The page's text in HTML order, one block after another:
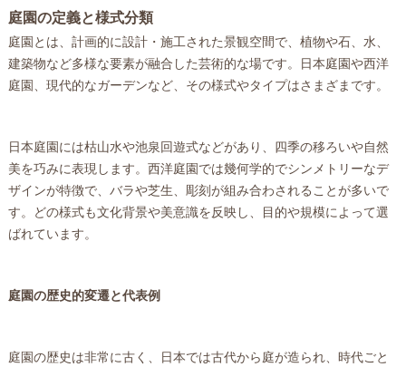
庭園の定義と様式分類
庭園とは、計画的に設計・施工された景観空間で、植物や石、水、
建築物など多様な要素が融合した芸術的な場です。日本庭園や西洋
庭園、現代的なガーデンなど、その様式やタイプはさまざまです。
日本庭園には枯山水や池泉回遊式などがあり、四季の移ろいや自然
美を巧みに表現します。西洋庭園では幾何学的でシンメトリーなデ
ザインが特徴で、バラや芝生、彫刻が組み合わされることが多いで
す。どの様式も文化背景や美意識を反映し、目的や規模によって選
ばれています。
庭園の歴史的変遷と代表例
庭園の歴史は非常に古く、日本では古代から庭が造られ、時代ごと